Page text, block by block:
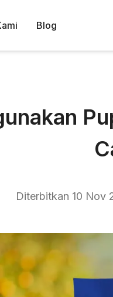
Blog
Diterbitkan 10 Nov